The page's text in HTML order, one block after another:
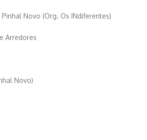
Novo (Org. Os INdiferentes)
Arredores
Novo)